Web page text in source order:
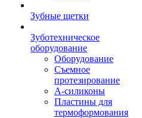
Зубные щетки
Зуботехническое
оборудование
Оборудование
Съемное
протезирование
А-силиконы
Пластины для
термоформования